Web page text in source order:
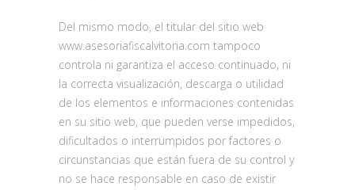
Del mismo modo, el titular del sitio web
www.asesoriafiscalvitoria.com tampoco
controla ni garantiza el acceso continuado, ni
la correcta visualización, descarga o utilidad
de los elementos e informaciones contenidas
en su sitio web, que pueden verse impedidos,
dificultados o interrumpidos por factores o
circunstancias que están fuera de su control y
no se hace responsable en caso de existir